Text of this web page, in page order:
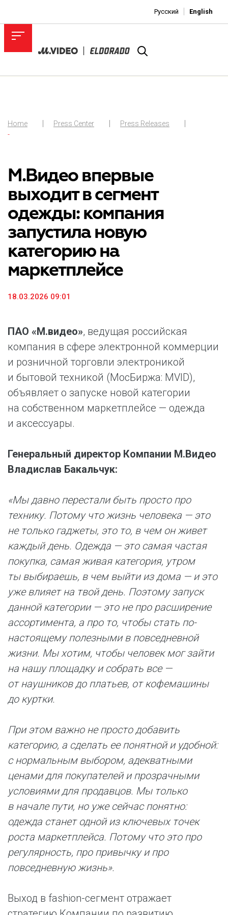
Русский English
Home Press Center
Press Releases
-
М.Видео впервые
выходит в сегмент
одежды: компания
запустила новую
категорию на
маркетплейсе
18.03.2026 09:01
ПАО «М.видео», ведущая российская
компания в сфере электронной коммерции
и розничной торговли электроникой
и бытовой техникой (МосБиржа: MVID),
объявляет о запуске новой категории
на собственном маркетплейсе — одежда
и аксессуары.
Генеральный директор Компании М.Видео
Владислав Бакальчук:
«Мы давно перестали быть просто про
технику. Потому что жизнь человека — это
не только гаджеты, это то, в чем он живет
каждый день. Одежда — это самая частая
покупка, самая живая категория, утром
ты выбираешь, в чем выйти из дома — и это
уже влияет на твой день. Поэтому запуск
данной категории — это не про расширение
ассортимента, а про то, чтобы стать по-
настоящему полезными в повседневной
жизни. Мы хотим, чтобы человек мог зайти
на нашу площадку и собрать все —
от наушников до платьев, от кофемашины
до куртки.
При этом важно не просто добавить
категорию, а сделать ее понятной и удобной:
с нормальным выбором, адекватными
ценами для покупателей и прозрачными
условиями для продавцов. Мы только
в начале пути, но уже сейчас понятно:
одежда станет одной из ключевых точек
роста маркетплейса. Потому что это про
регулярность, про привычку и про
повседневную жизнь».
Выход в fashion-сегмент отражает